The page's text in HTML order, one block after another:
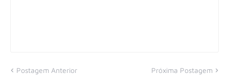
Postagem Anterior Próxima Postagem